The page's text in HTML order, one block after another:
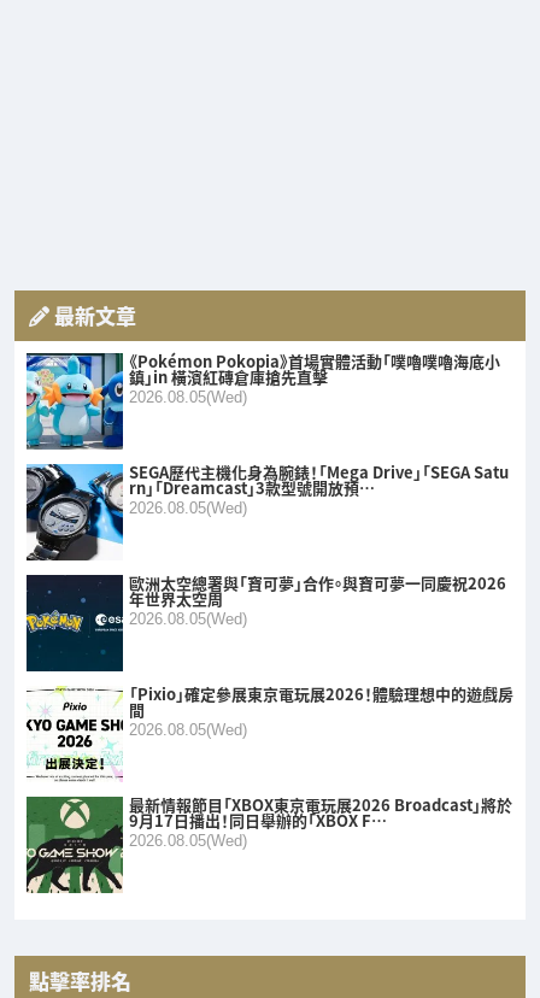
最新文章
《Pokémon Pokopia》首場實體活動「噗嚕噗嚕海底小
鎮」in 橫濱紅磚倉庫搶先直擊
2026.08.05(Wed)
SEGA歷代主機化身為腕錶！「Mega Drive」「SEGA Satu
rn」「Dreamcast」3款型號開放預…
2026.08.05(Wed)
歐洲太空總署與「寶可夢」合作。與寶可夢一同慶祝2026
年世界太空周
2026.08.05(Wed)
「Pixio」確定參展東京電玩展2026！體驗理想中的遊戲房
間
2026.08.05(Wed)
最新情報節目「XBOX東京電玩展2026 Broadcast」將於
9月17日播出！同日舉辦的「XBOX F…
2026.08.05(Wed)
點擊率排名